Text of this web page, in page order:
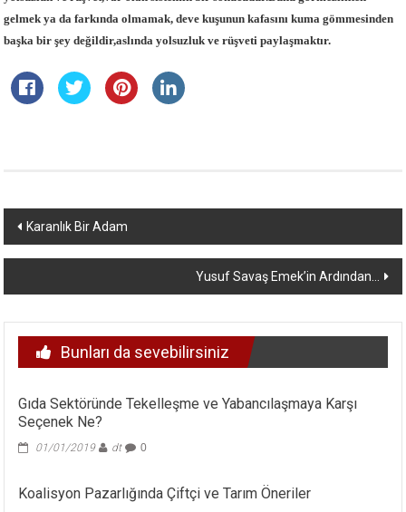
gelmek ya da farkında olmamak, deve kuşunun kafasını kuma gömmesinden
başka bir şey değildir,aslında yolsuzluk ve rüşveti paylaşmaktır.
Yazı
dolaşımı
Karanlık Bir Adam
Yusuf Savaş Emek’in Ardından…
Bunları da sevebilirsiniz
Gıda Sektöründe Tekelleşme ve Yabancılaşmaya Karşı
Seçenek Ne?
01/01/2019 dt 0
Koalisyon Pazarlığında Çiftçi ve Tarım Öneriler